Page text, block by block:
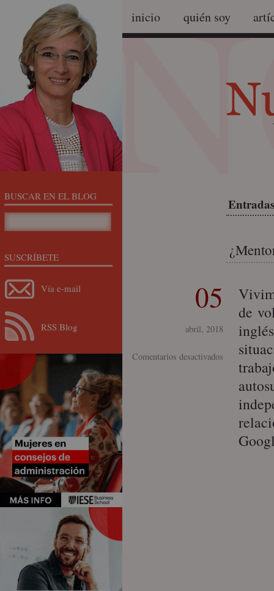
inicio quién soy
05
abril, 2018
Comentarios desactivados
¿Mentor
coach?
de
BUSCAR EN EL BLOG
SUSCRÍBETE
Vía e-mail
RSS Blog